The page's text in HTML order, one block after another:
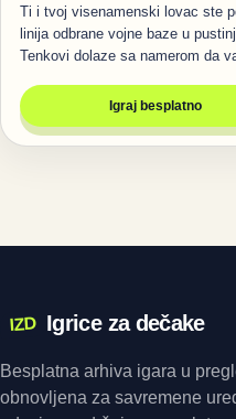
Ti i tvoj visenamenski lovac ste
linija odbrane vojne baze u
Tenkovi dolaze sa namerom da
Igraj besplatno
IZD Igrice za dečake
Besplatna arhiva igara u
obnovljena za savremene